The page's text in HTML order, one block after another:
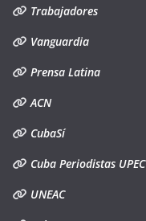
Trabajadores
Vanguardia
Prensa Latina
ACN
CubaSí
Cuba Periodistas UPEC
UNEAC